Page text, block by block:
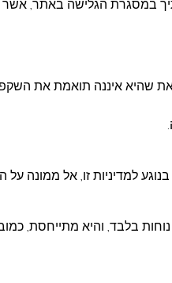
שהיא איננה תואמת את
למדיניות זו, אל ממונה על
בלבד, והיא מתייחסת,